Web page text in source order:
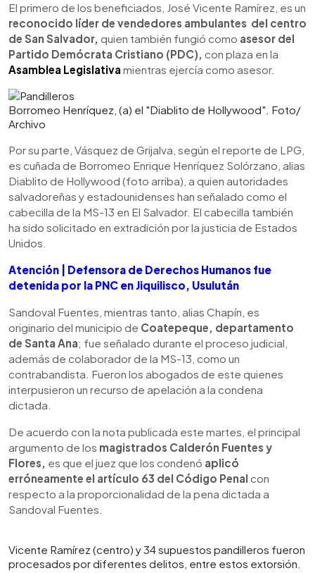
El primero de los beneficiados, José Vicente Ramírez, es un
reconocido líder de vendedores ambulantes del centro
de San Salvador, quien también fungió como asesor del
Partido Demócrata Cristiano (PDC), con plaza en la
Asamblea Legislativa mientras ejercía como asesor.
Borromeo Henríquez, (a) el "Diablito de Hollywood". Foto/
Archivo
Por su parte, Vásquez de Grijalva, según el reporte de LPG,
es cuñada de Borromeo Enrique Henríquez Solórzano, alias
Diablito de Hollywood (foto arriba), a quien autoridades
salvadoreñas y estadounidenses han señalado como el
cabecilla de la MS-13 en El Salvador. El cabecilla también
ha sido solicitado en extradición por la justicia de Estados
Unidos.
Atención | Defensora de Derechos Humanos fue
detenida por la PNC en Jiquilisco, Usulután
Sandoval Fuentes, mientras tanto, alias Chapín, es
originario del municipio de Coatepeque, departamento
de Santa Ana; fue señalado durante el proceso judicial,
además de colaborador de la MS-13, como un
contrabandista. Fueron los abogados de este quienes
interpusieron un recurso de apelación a la condena
dictada.
De acuerdo con la nota publicada este martes, el principal
argumento de los magistrados Calderón Fuentes y
Flores, es que el juez que los condenó aplicó
erróneamente el artículo 63 del Código Penal con
respecto a la proporcionalidad de la pena dictada a
Sandoval Fuentes.
Vicente Ramírez (centro) y 34 supuestos pandilleros fueron
procesados por diferentes delitos, entre estos extorsión.